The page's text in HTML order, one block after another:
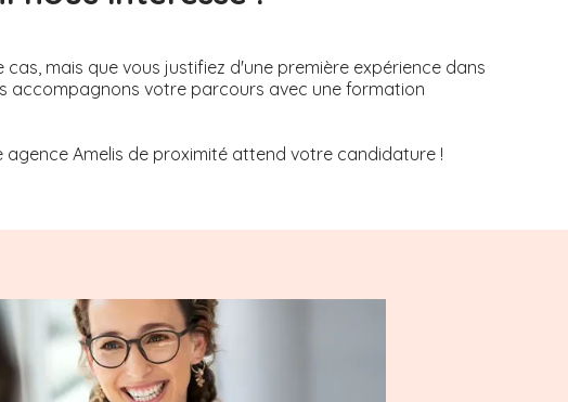
mais que vous justifiez d'une première expérience dans
accompagnons votre parcours avec une formation
agence Amelis de proximité attend votre candidature !